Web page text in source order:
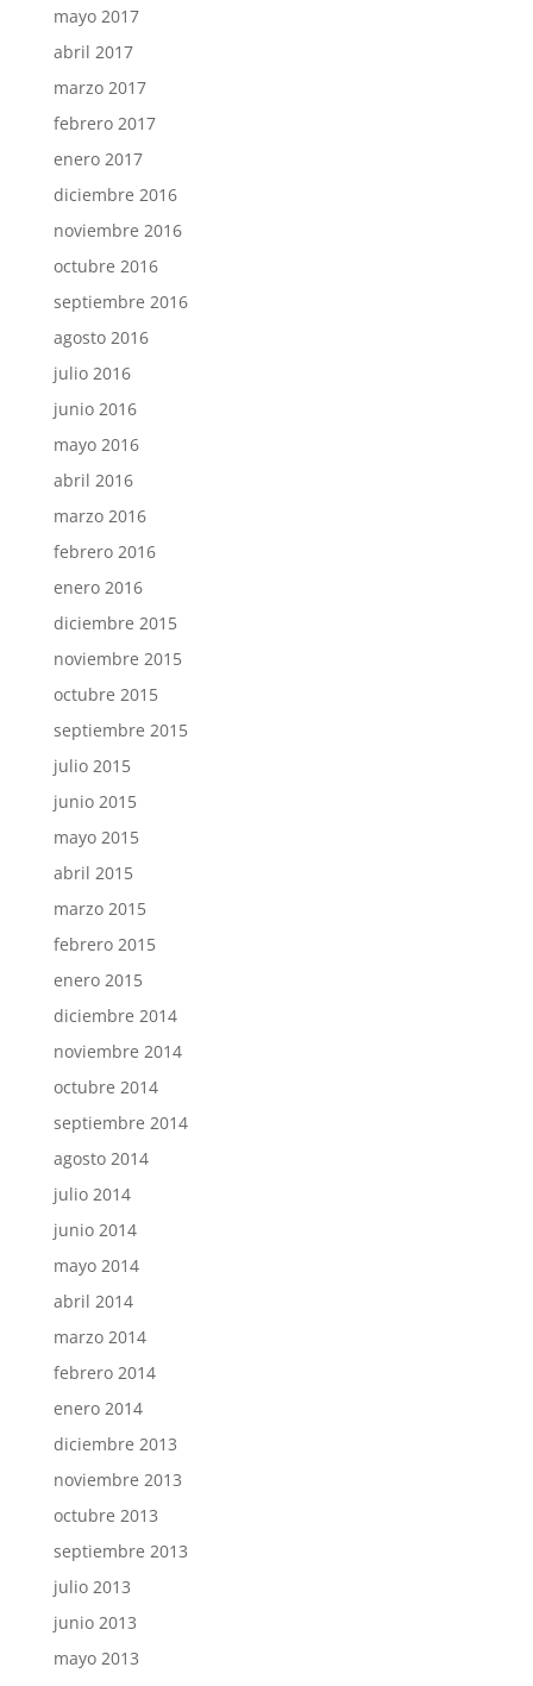
mayo 2017
abril 2017
marzo 2017
febrero 2017
enero 2017
diciembre 2016
noviembre 2016
octubre 2016
septiembre 2016
agosto 2016
julio 2016
junio 2016
mayo 2016
abril 2016
marzo 2016
febrero 2016
enero 2016
diciembre 2015
noviembre 2015
octubre 2015
septiembre 2015
julio 2015
junio 2015
mayo 2015
abril 2015
marzo 2015
febrero 2015
enero 2015
diciembre 2014
noviembre 2014
octubre 2014
septiembre 2014
agosto 2014
julio 2014
junio 2014
mayo 2014
abril 2014
marzo 2014
febrero 2014
enero 2014
diciembre 2013
noviembre 2013
octubre 2013
septiembre 2013
julio 2013
junio 2013
mayo 2013